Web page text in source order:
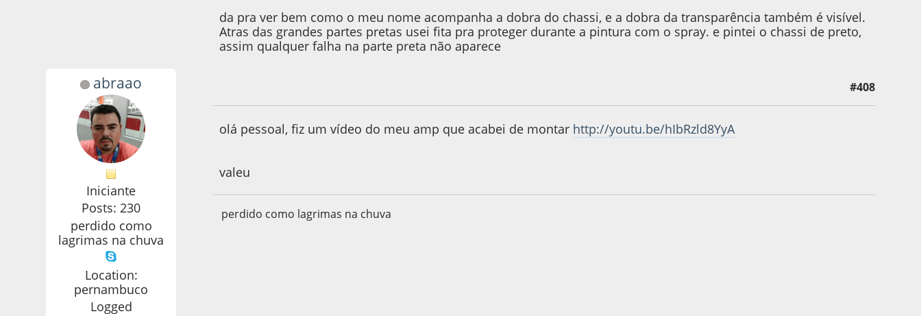
da pra ver bem como o meu nome acompanha a dobra do chassi, e a dobra da transparência também é visível.
Atras das grandes partes pretas usei fita pra proteger durante a pintura com o spray. e pintei o chassi de preto,
assim qualquer falha na parte preta não aparece
abraao
Iniciante
Posts: 230
perdido como
lagrimas na chuva
Location:
pernambuco
Logged
#408
olá pessoal, fiz um vídeo do meu amp que acabei de montar http://youtu.be/hIbRzld8YyA
valeu
perdido como lagrimas na chuva